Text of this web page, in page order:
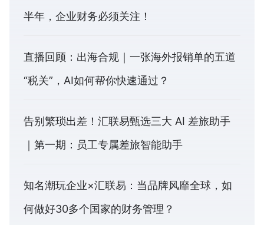
半年，企业财务必须关注！
直播回顾：出海合规｜一张海外报销单的五道
“税关”，AI如何帮你快速通过？
告别繁琐出差！汇联易甄选三大 AI 差旅助手
｜第一期：员工专属差旅智能助手
知名潮玩企业×汇联易：当品牌风靡全球，如
何做好30多个国家的财务管理？